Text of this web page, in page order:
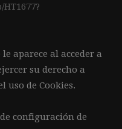
aparece al acceder a
su derecho a
uso de Cookies.
configuración de